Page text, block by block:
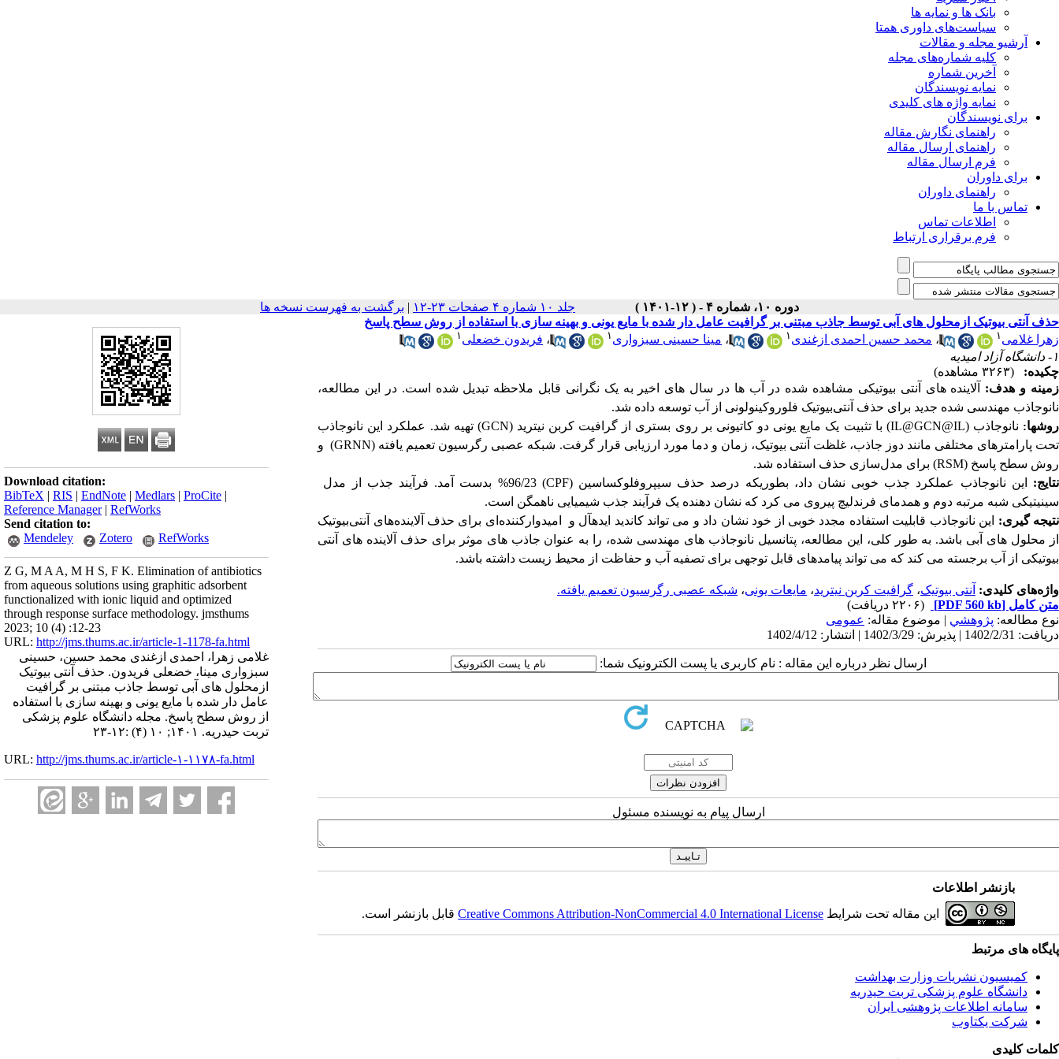
بانک ها و نمایه ها
سیاست‌های داوری همتا
آرشیو مجله و مقالات
کلیه شماره‌های مجله
آخرین شماره
نمایه نویسندگان
نمایه واژه های کلیدی
برای نویسندگان
راهنمای نگارش مقاله
راهنمای ارسال مقاله
فرم ارسال مقاله
برای داوران
راهنمای داوران
تماس با ما
اطلاعات تماس
فرم برقراری ارتباط
دوره ۱۰، شماره ۴ - ( ۱۲-۱۴۰۱ ) جلد ۱۰ شماره ۴ صفحات ۲۳-۱۲ | برگشت به فهرست نسخه ها
Download citation:
BibTeX | RIS | EndNote | Medlars | ProCite |
Reference Manager| RefWorks
Send citation to:
Mendeley
Zotero RefWorks
Z G, M A A, M H S, F K. Elimination of antibiotics
from aqueous solutions using graphitic adsorbent
functionalized with ionic liquid and optimized
through response surface methodology. jmsthums
2023; 10 (4) :12-23
URL: http://jms.thums.ac.ir/article-1-1178-fa.html
غلامی زهرا، احمدی ازغندی محمد حسین، حسینی
سبزواری مینا، خضعلی فریدون. حذف آنتی بیوتیک
ازمحلول های آبی توسط جاذب مبتنی بر گرافیت
عامل دار شده با مایع یونی و بهینه سازی با استفاده
از روش سطح پاسخ. مجله دانشگاه علوم پزشکی
تربت حیدریه. ۱۴۰۱; ۱۰ (۴) :۱۲-۲۳
URL: http://jms.thums.ac.ir/article-۱-۱۱۷۸-fa.html
حذف آنتی بیوتیک ازمحلول های آبی توسط جاذب مبتنی بر گرافیت عامل دار شده با مایع یونی و بهینه سازی با استفاده از روش سطح پاسخ
زهرا غلامی ۱ ، محمد حسین احمدی ازغندی ۱ ، مینا حسینی سبزواری ۱ ، فریدون خضعلی ۱
۱- دانشگاه آزاد امیدیه
چکیده:
(۳۲۶۳ مشاهده)
زمینه و هدف: آلاینده های آنتی بیوتیکی مشاهده شده در آب ها در سال های اخیر به یک نگرانی قابل ملاحظه تبدیل شده است. در این مطالعه،
نانوجاذب مهندسی شده جدید برای حذف آنتی‌بیوتیک‌ فلوروکینولونی از آب توسعه داده شد.
روش­ها: نانوجاذب (IL@GCN@IL) با تثبیت یک مایع یونی دو کاتیونی بر روی بستری از گرافیت کربن نیترید (GCN) تهیه شد. عملکرد این نانوجاذب
تحت پارامترهای مختلفی مانند دوز جاذب، غلظت آنتی بیوتیک، زمان و دما مورد ارزیابی قرار گرفت. شبکه عصبی رگرسیون تعمیم یافته (GRNN) و
روش سطح پاسخ (RSM) برای مدل‌سازی حذف استفاده شد.
نتایج: این نانوجاذب عملکرد جذب خوبی نشان داد، بطوریکه درصد حذف سیپروفلوکساسین (CPF)96/23% بدست آمد . فرآیند جذب از مدل
سینیتیکی شبه مرتبه دوم و همدمای فرندلیچ پیروی می کرد که نشان دهنده یک فرآیند جذب شیمیایی ناهمگن است.
نتیجه گیری:
این نانوجاذب قابلیت استفاده مجدد خوبی از خود نشان داد و می تواند کاندید ایده­آل و امیدوارکننده‌ای برای حذف آلاینده‌های آنتی‌بیوتیک
از محلول های آبی باشد. به طور کلی، این مطالعه، پتانسیل نانوجاذب های مهندسی شده، را به عنوان جاذب های موثر برای حذف آلاینده های آنتی
بیوتیکی از آب برجسته می کند که می تواند پیامدهای قابل توجهی برای تصفیه آب و حفاظت از محیط زیست داشته باشد.
واژه‌های کلیدی: آنتی بیوتیک، گرافیت کربن نیترید، مایعات یونی، شبکه عصبی رگرسیون تعمیم یافته.
متن کامل [PDF 560 kb]
(۲۲۰۶ دریافت)
نوع مطالعه: پژوهشي | موضوع مقاله: عمومى
دریافت: 1402/2/31 | پذیرش: 1402/3/29 | انتشار: 1402/4/12
ارسال نظر درباره این مقاله : نام کاربری یا پست الکترونیک شما:
ارسال پیام به نویسنده مسئول
بازنشر اطلاعات
این مقاله تحت شرایط Creative Commons Attribution-NonCommercial 4.0 International Licenseقابل بازنشر است.
پایگاه های مرتبط
کمیسیون نشریات وزارت بهداشت
دانشگاه علوم پزشکی تربت حیدریه
سامانه اطلاعات پژوهشی ایران
شرکت یکتاوب
کلمات کلیدی